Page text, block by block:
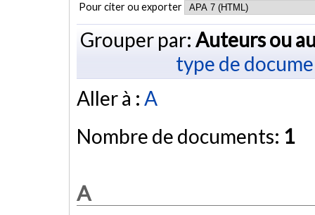
Pour citer ou exporter
Grouper par: Auteurs ou
type de
Aller à : A
Nombre de documents: 1
A